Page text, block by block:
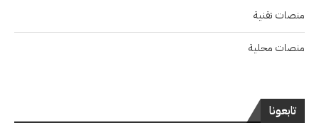
منصات تقنية
منصات محلية
تابعونا